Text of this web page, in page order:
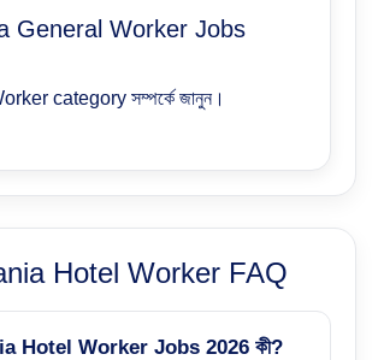
General Worker Jobs
category সম্পর্কে জানুন।
Hotel Worker FAQ
Hotel Worker Jobs 2026 কী?